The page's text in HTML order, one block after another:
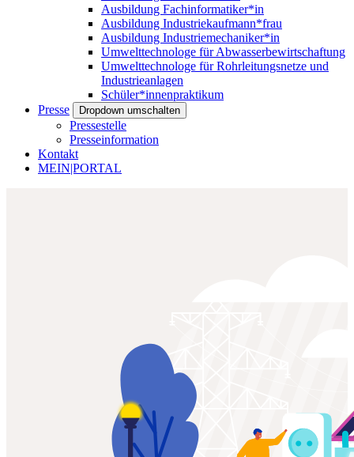
Ausbildung Fachinformatiker*in
Ausbildung Industriekaufmann*frau
Ausbildung Industriemechaniker*in
Umwelttechnologe für Abwasserbewirtschaftung
Umwelttechnologe für Rohrleitungsnetze und
Industrieanlagen
Schüler*innenpraktikum
Presse
Dropdown umschalten
Pressestelle
Presseinformation
Kontakt
MEIN|PORTAL